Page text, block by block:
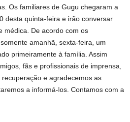
Os familiares de Gugu chegaram a
desta quinta-feira e irão conversar
médica. De acordo com os
amanhã, sexta-feira, um
primeiramente à família. Assim
fãs e profissionais de imprensa,
e agradecemos as
a informá-los. Contamos com a